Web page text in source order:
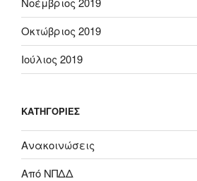
Οκτώβριος 2019
Ιούλιος 2019
KΑΤΗΓΟΡΊΕΣ
Ανακοινώσεις
Από ΝΠΔΔ